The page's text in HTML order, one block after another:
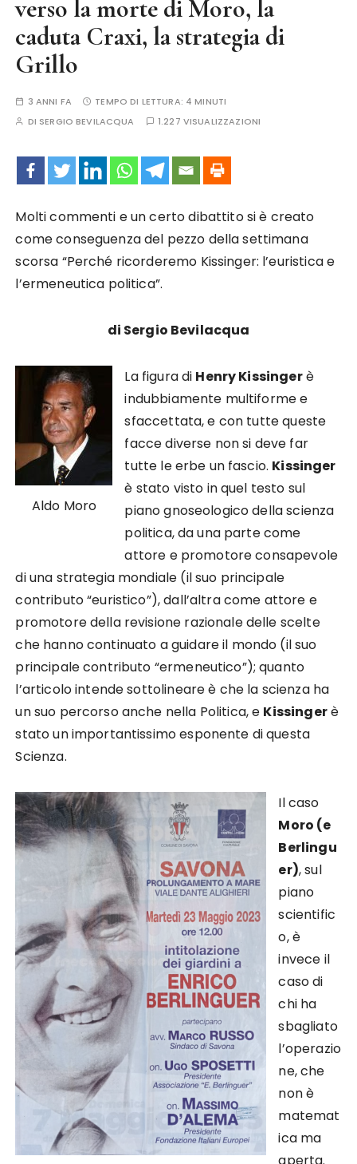
verso la morte di Moro, la
caduta Craxi, la strategia di
Grillo
3 ANNI FA TEMPO DI LETTURA: 4 MINUTI
DI SERGIO BEVILACQUA 1.227 VISUALIZZAZIONI
Molti commenti e un certo dibattito si è creato
come conseguenza del pezzo della settimana
scorsa “Perché ricorderemo Kissinger: l’euristica e
l’ermeneutica politica”.
di Sergio Bevilacqua
Aldo Moro
La figura di Henry Kissingerè
indubbiamente multiforme e
sfaccettata, e con tutte queste
facce diverse non si deve far
tutte le erbe un fascio. Kissinger
è stato visto in quel testo sul
piano gnoseologico della scienza
politica, da una parte come
attore e promotore consapevole
di una strategia mondiale (il suo principale
contributo “euristico”), dall’altra come attore e
promotore della revisione razionale delle scelte
che hanno continuato a guidare il mondo (il suo
principale contributo “ermeneutico”); quanto
l’articolo intende sottolineare è che la scienza ha
un suo percorso anche nella Politica, e Kissingerè
stato un importantissimo esponente di questa
Scienza.
Il caso
Moro (e
Berlingu
er), sul
piano
scientific
o, è
invece il
caso di
chi ha
sbagliato
l’operazio
ne, che
non è
matemat
ica ma